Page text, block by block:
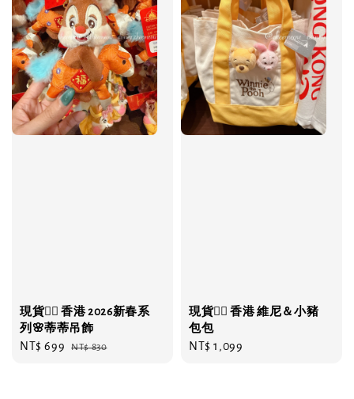
現貨❤️‍🔥 香港 2026新春系
列🌸蒂蒂吊飾
Sale
NT$ 699 Regular
NT$ 830
現貨❤️‍🔥 香港 維尼＆小豬
包包
Regular
NT$ 1,099